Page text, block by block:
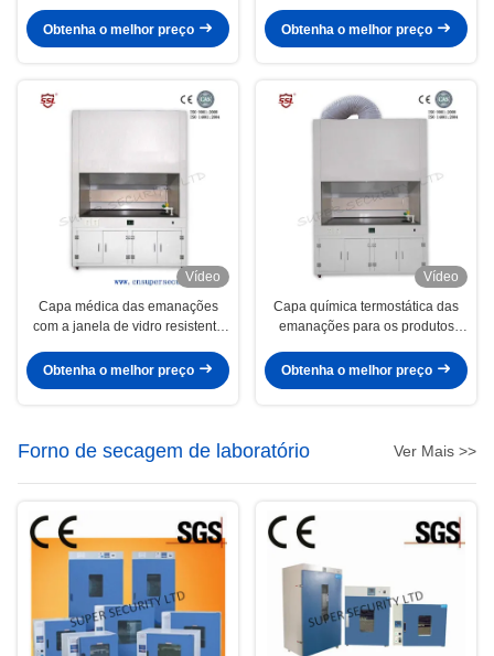
Obtenha o melhor preço
laboratório do IP 20
Obtenha o melhor preço
Vídeo
Capa médica das emanações
com a janela de vidro resistente
incorporado, tabela de trabalho
Obtenha o melhor preço
Vídeo
Capa química termostática das
emanações para os produtos
da bioquímica, os industriais e os
Obtenha o melhor preço
Forno de secagem de laboratório Ver Mais >>